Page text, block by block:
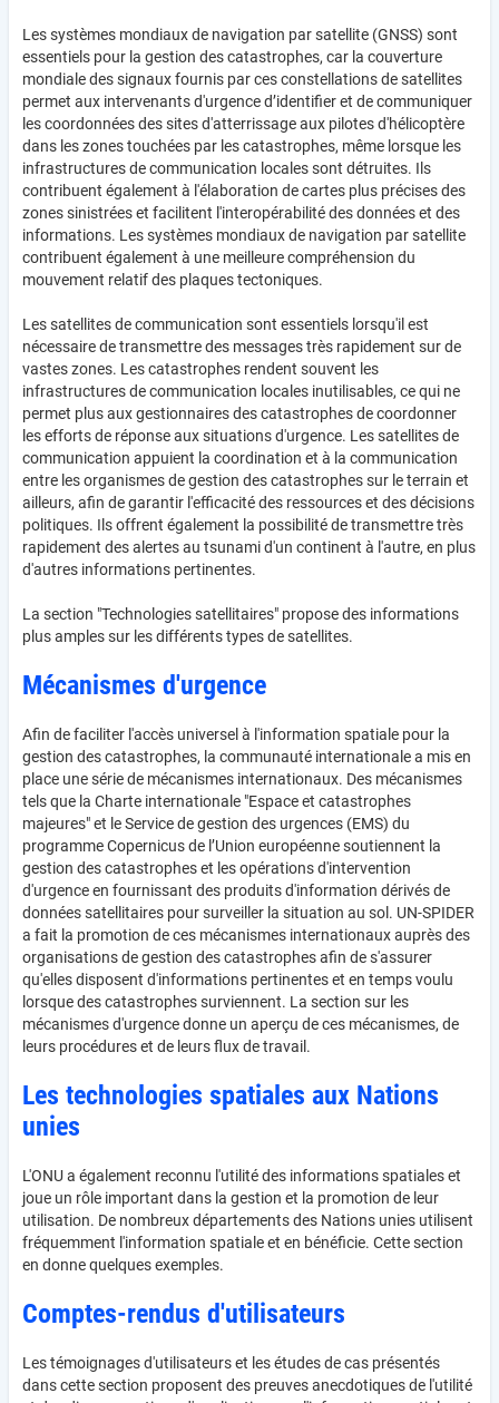
Les systèmes mondiaux de navigation par satellite (GNSS) sont
essentiels pour la gestion des catastrophes, car la couverture
mondiale des signaux fournis par ces constellations de satellites
permet aux intervenants d'urgence d’identifier et de communiquer
les coordonnées des sites d'atterrissage aux pilotes d'hélicoptère
dans les zones touchées par les catastrophes, même lorsque les
infrastructures de communication locales sont détruites. Ils
contribuent également à l'élaboration de cartes plus précises des
zones sinistrées et facilitent l'interopérabilité des données et des
informations. Les systèmes mondiaux de navigation par satellite
contribuent également à une meilleure compréhension du
mouvement relatif des plaques tectoniques.
Les satellites de communication sont essentiels lorsqu'il est
nécessaire de transmettre des messages très rapidement sur de
vastes zones. Les catastrophes rendent souvent les
infrastructures de communication locales inutilisables, ce qui ne
permet plus aux gestionnaires des catastrophes de coordonner
les efforts de réponse aux situations d'urgence. Les satellites de
communication appuient la coordination et à la communication
entre les organismes de gestion des catastrophes sur le terrain et
ailleurs, afin de garantir l'efficacité des ressources et des décisions
politiques. Ils offrent également la possibilité de transmettre très
rapidement des alertes au tsunami d'un continent à l'autre, en plus
d'autres informations pertinentes.
La section "Technologies satellitaires" propose des informations
plus amples sur les différents types de satellites.
Mécanismes d'urgence
Afin de faciliter l'accès universel à l'information spatiale pour la
gestion des catastrophes, la communauté internationale a mis en
place une série de mécanismes internationaux. Des mécanismes
tels que la Charte internationale "Espace et catastrophes
majeures" et le Service de gestion des urgences (EMS) du
programme Copernicus de l’Union européenne soutiennent la
gestion des catastrophes et les opérations d'intervention
d'urgence en fournissant des produits d'information dérivés de
données satellitaires pour surveiller la situation au sol. UN-SPIDER
a fait la promotion de ces mécanismes internationaux auprès des
organisations de gestion des catastrophes afin de s'assurer
qu'elles disposent d'informations pertinentes et en temps voulu
lorsque des catastrophes surviennent. La section sur les
mécanismes d'urgence donne un aperçu de ces mécanismes, de
leurs procédures et de leurs flux de travail.
Les technologies spatiales aux Nations
unies
L'ONU a également reconnu l'utilité des informations spatiales et
joue un rôle important dans la gestion et la promotion de leur
utilisation. De nombreux départements des Nations unies utilisent
fréquemment l'information spatiale et en bénéficie. Cette section
en donne quelques exemples.
Comptes-rendus d'utilisateurs
Les témoignages d'utilisateurs et les études de cas présentés
dans cette section proposent des preuves anecdotiques de l'utilité